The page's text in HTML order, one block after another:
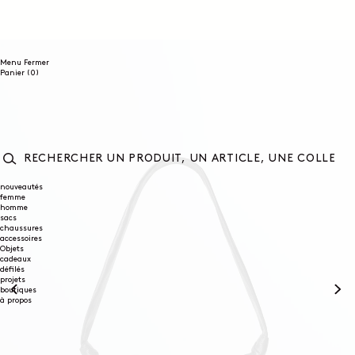
Menu Fermer
Panier (0)
UN
PRODUIT,
UN
UNE
COLLECTION...
nouveautés
femme
homme
sacs
chaussures
accessoires
Objets
cadeaux
défilés
projets
boutiques
à propos